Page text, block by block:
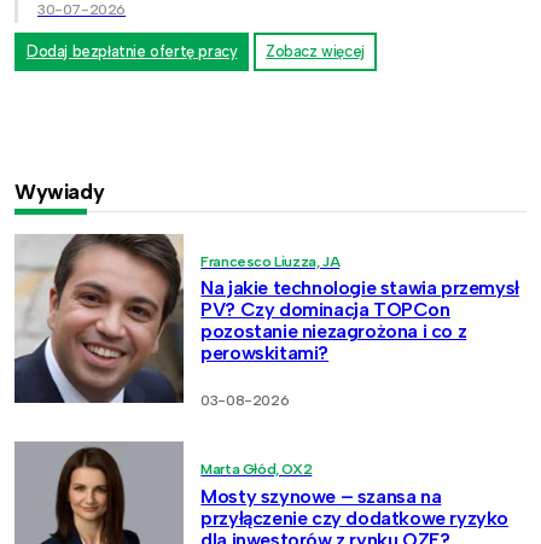
30-07-2026
Dodaj bezpłatnie ofertę pracy Zobacz więcej
Wywiady
Francesco Liuzza, JA
Na jakie technologie stawia przemysł
PV? Czy dominacja TOPCon
pozostanie niezagrożona i co z
perowskitami?
03-08-2026
Marta Głód, OX2
Mosty szynowe – szansa na
przyłączenie czy dodatkowe ryzyko
dla inwestorów z rynku OZE?